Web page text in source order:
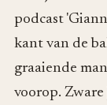
podcast
kant van de
graaiende
voorop.